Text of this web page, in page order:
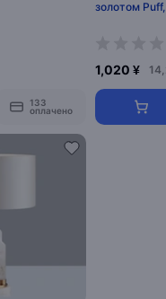
133
оплачено
золотом
1,020 ¥